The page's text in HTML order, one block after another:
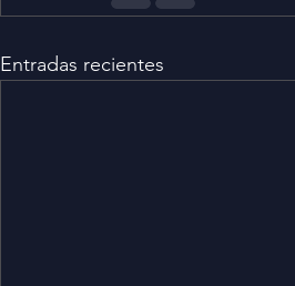
Entradas recientes